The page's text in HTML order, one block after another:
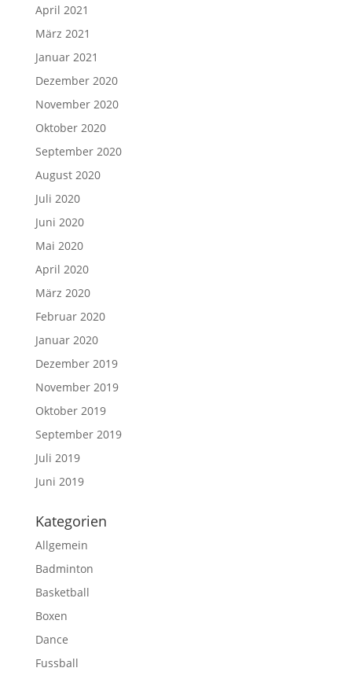
April 2021
März 2021
Januar 2021
Dezember 2020
November 2020
Oktober 2020
September 2020
August 2020
Juli 2020
Juni 2020
Mai 2020
April 2020
März 2020
Februar 2020
Januar 2020
Dezember 2019
November 2019
Oktober 2019
September 2019
Juli 2019
Juni 2019
Kategorien
Allgemein
Badminton
Basketball
Boxen
Dance
Fussball